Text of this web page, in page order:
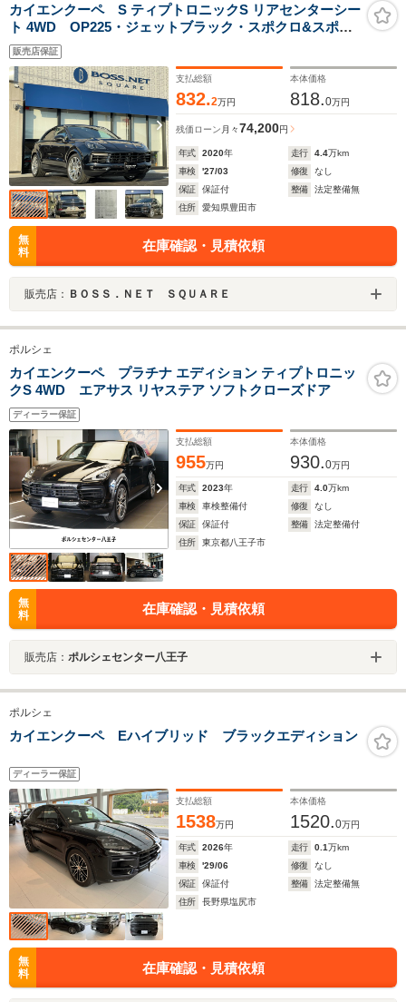
カイエンクーペ S ティプトロニックS リアセンターシー
ト 4WD OP225・ジェットブラック・スポクロ&スポー
ツエグゾースト・リアアクセルステア・アダプテイブエ
アサス・リア2+1・21エクスクルーシブデザインAW・シ
ートヒータ・コンフォートアクセス・テインテッドLED
テール
販売店保証
支払総額
832.2万円
本体価格
818.0万円
残価ローン 月々74,200円
年式 2020年 走行 4.4万km
車検
'27/03 修復
なし
保証
保証付 整備
法定整備無
住所
愛知県豊田市
無
料
在庫確認・見積依頼
販売店： ＢＯＳＳ．ＮＥＴ ＳＱＵＡＲＥ
ポルシェ
カイエンクーペ プラチナ エディション ティプトロニッ
クS 4WD エアサス リヤステア ソフトクローズドア
ディーラー保証
支払総額
955万円
本体価格
930.0万円
年式 2023年 走行 4.0万km
車検
車検整備付 修復
なし
保証
保証付 整備
法定整備付
住所
東京都八王子市
無
料
在庫確認・見積依頼
販売店： ポルシェセンター八王子
ポルシェ
カイエンクーペ Eハイブリッド ブラックエディション
ディーラー保証
支払総額
1538万円
本体価格
1520.0万円
年式 2026年 走行 0.1万km
車検
'29/06 修復
なし
保証
保証付 整備
法定整備無
住所
長野県塩尻市
無
料
在庫確認・見積依頼